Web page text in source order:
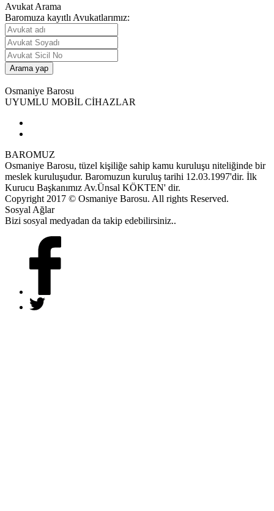
Avukat Arama
Baromuza kayıtlı Avukatlarımız:
Osmaniye Barosu
UYUMLU MOBİL CİHAZLAR
BAROMUZ
Osmaniye Barosu, tüzel kişiliğe sahip kamu kuruluşu niteliğinde bir
meslek kuruluşudur. Baromuzun kuruluş tarihi 12.03.1997'dir. İlk
Kurucu Başkanımız Av.Ünsal KÖKTEN' dir.
Copyright 2017 © Osmaniye Barosu. All rights Reserved.
Sosyal Ağlar
Bizi sosyal medyadan da takip edebilirsiniz..